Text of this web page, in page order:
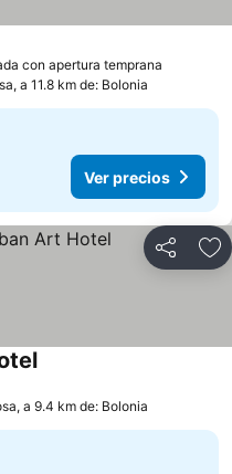
con apertura temprana
a 11.8 km de: Bolonia
Ver precios
Compartir
Ver precios
a 9.4 km de: Bolonia